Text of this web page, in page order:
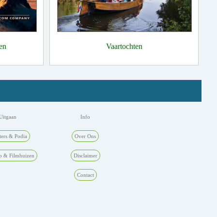
Vaartochten
& Podia
& Filmhuizen
Info
Over Ons
Disclaimer
Contact